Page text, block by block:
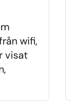
wifi,
visat